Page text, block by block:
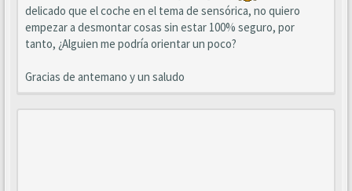
delicado que el coche en el tema de sensórica, no quiero
empezar a desmontar cosas sin estar 100% seguro, por
tanto, ¿Alguien me podría orientar un poco?
Gracias de antemano y un saludo